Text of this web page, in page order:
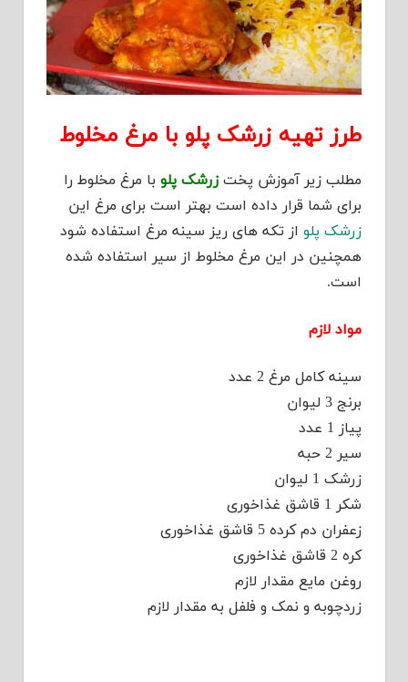
طرز تهیه زرشک پلو با مرغ مخلوط
مطلب زیر آموزش پختزرشک پلو با مرغ مخلوط را
برای شما قرار داده است بهتر است برای مرغ این
زرشک پلو از تکه های ریز سینه مرغ استفاده شود
همچنین در این مرغ مخلوط از سیر استفاده شده
است.
مواد لازم
سینه کامل مرغ 2 عدد
برنج 3 لیوان
پیاز 1 عدد
سیر 2 حبه
زرشک 1 لیوان
شکر 1 قاشق غذاخوری
زعفران دم کرده 5 قاشق غذاخوری
کره 2 قاشق غذاخوری
روغن مایع مقدار لازم
زردچوبه و نمک و فلفل به مقدار لازم